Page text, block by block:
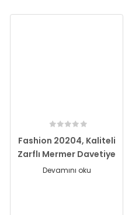
Fashion 20204, Kaliteli
Zarflı Mermer Davetiye
Devamını oku